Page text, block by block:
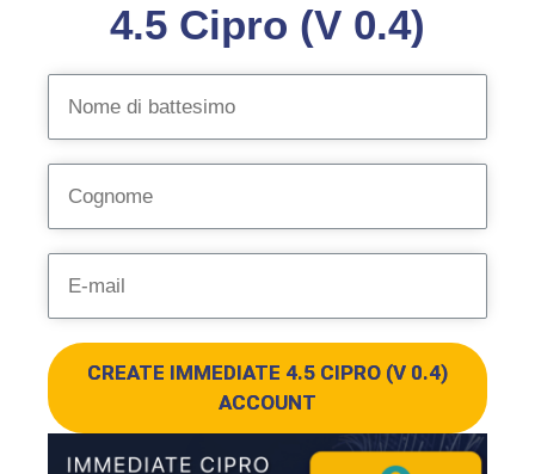
4.5 Cipro (V 0.4)
CREATE IMMEDIATE 4.5 CIPRO (V 0.4)
ACCOUNT